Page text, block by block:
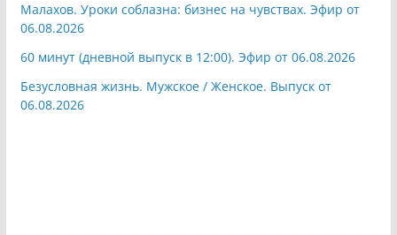
Малахов. Уроки соблазна: бизнес на чувствах. Эфир от
06.08.2026
60 минут (дневной выпуск в 12:00). Эфир от 06.08.2026
Безусловная жизнь. Мужское / Женское. Выпуск от
06.08.2026